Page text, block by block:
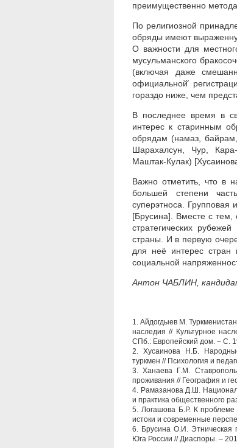
преимущественно
По религиозной
обряды имеют
О важности для
мусульманского
(включая даже
официальной̆
гораздо ниже, чем
В последнее время в
интерес к старинным
обрядам (намаз,
Шарахалсун, Чур,
Маштак-Кулак)
Важно отметить, что в
большей степени
суперэтноса. Групповая
[Брусина]. Вместе с тем,
стратегических
страны. И в первую
для неё интерес
социальной
Антон ЧАБЛИН,
1. Айдогдыев М.
наследия // Культурное
СПб.: Европейский дом. – С.
2. Хусаинова Н.Б.
туркмен // Психология и
3. Ханаева Г.М.
проживания // География и
4. Рамазанова Д.Ш.
и практика общественного
5. Логашова Б.Р. К проблеме
истоки и современные
6. Брусина О.И. Этническая
Юга России // Диаспоры. –